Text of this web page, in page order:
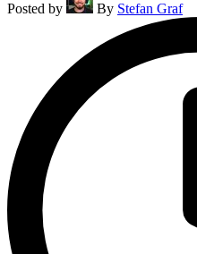
Posted by By Stefan Graf